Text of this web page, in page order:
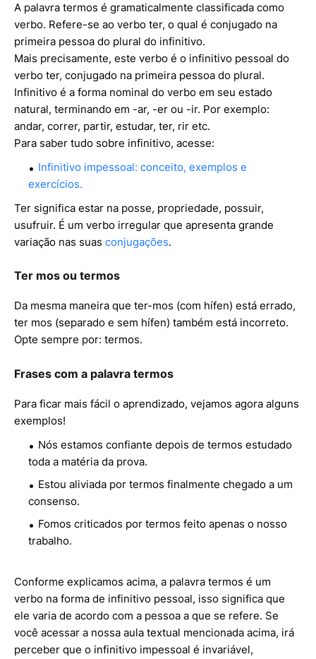
A palavra termos é gramaticalmente classificada como
verbo. Refere-se ao verbo ter, o qual é conjugado na
primeira pessoa do plural do infinitivo.
Mais precisamente, este verbo é o infinitivo pessoal do
verbo ter, conjugado na primeira pessoa do plural.
Infinitivo é a forma nominal do verbo em seu estado
natural, terminando em -ar, -er ou -ir. Por exemplo:
andar, correr, partir, estudar, ter, rir etc.
Para saber tudo sobre infinitivo, acesse:
Infinitivo impessoal: conceito, exemplos e
exercícios.
Ter significa estar na posse, propriedade, possuir,
usufruir. É um verbo irregular que apresenta grande
variação nas suas conjugações.
Ter mos ou termos
Da mesma maneira que ter-mos (com hífen) está errado,
ter mos (separado e sem hífen) também está incorreto.
Opte sempre por: termos.
Frases com a palavra termos
Para ficar mais fácil o aprendizado, vejamos agora alguns
exemplos!
Nós estamos confiante depois de termos estudado
toda a matéria da prova.
Estou aliviada por termos finalmente chegado a um
consenso.
Fomos criticados por termos feito apenas o nosso
trabalho.
Conforme explicamos acima, a palavra termos é um
verbo na forma de infinitivo pessoal, isso significa que
ele varia de acordo com a pessoa a que se refere. Se
você acessar a nossa aula textual mencionada acima, irá
perceber que o infinitivo impessoal é invariável,